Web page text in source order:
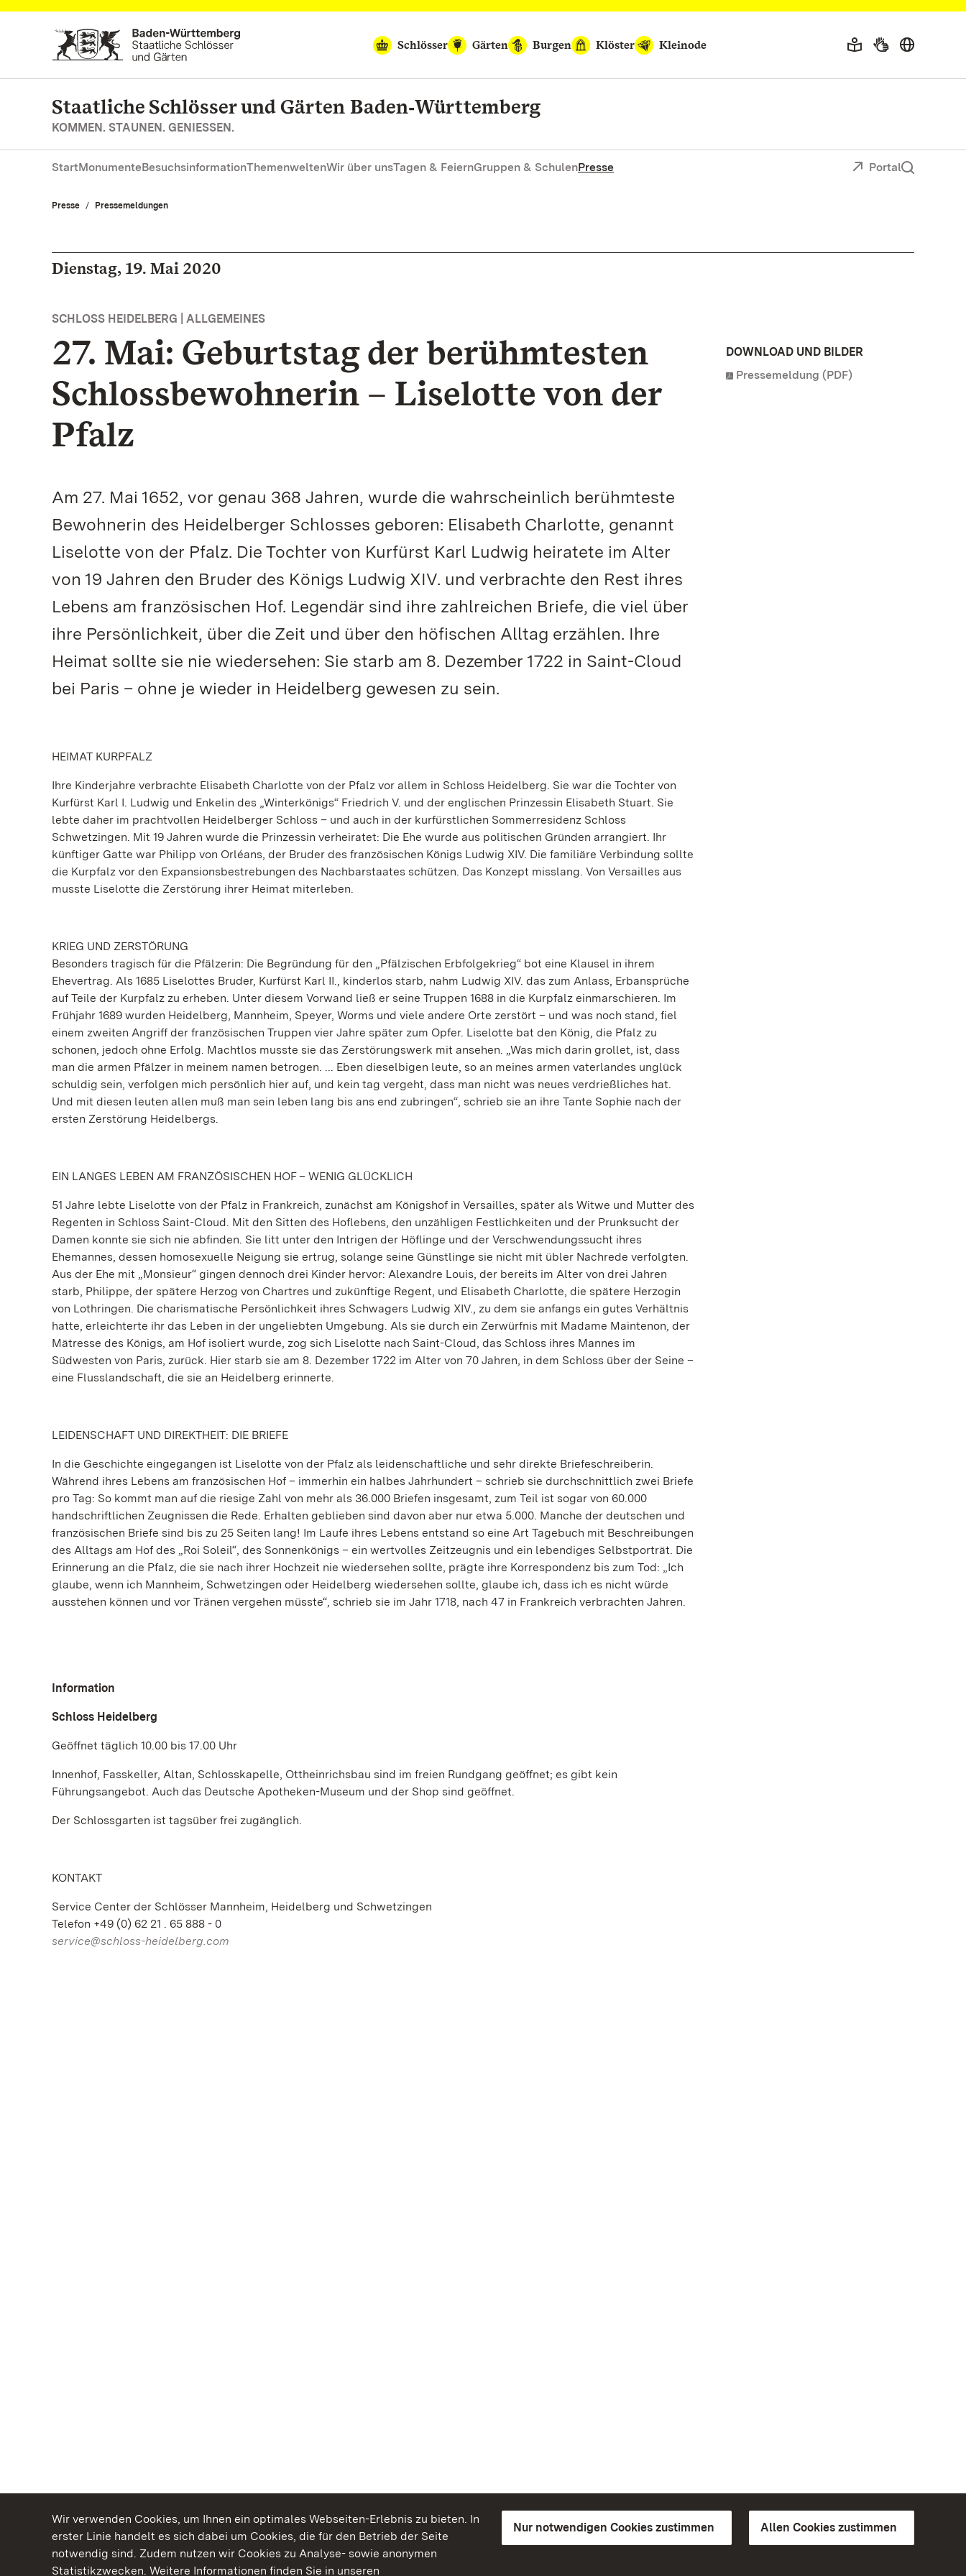
Wir verwenden Cookies, um Ihnen ein optimales Webseiten-Erlebnis zu bieten. In
erster Linie handelt es sich dabei um Cookies, die für den Betrieb der Seite
notwendig sind. Zudem nutzen wir Cookies zu Analyse- sowie anonymen
Statistikzwecken. Weitere Informationen finden Sie in unseren
Nur notwendigen Cookies zustimmen Allen Cookies zustimmen
Zum Hauptinhalt springen
Schlösser
Gärten Burgen Klöster Kleinode
Staatliche Schlösser und Gärten Baden‑Württemberg
KOMMEN. STAUNEN. GENIESSEN.
StartMonumenteBesuchsinformationThemenweltenWir über unsTagen & FeiernGruppen & SchulenPresse Portal
Presse Pressemeldungen
Dienstag, 19. Mai 2020
SCHLOSS HEIDELBERG | ALLGEMEINES
27. Mai: Geburtstag der berühmtesten
Schlossbewohnerin – Liselotte von der
Pfalz
Am 27. Mai 1652, vor genau 368 Jahren, wurde die wahrscheinlich berühmteste
Bewohnerin des Heidelberger Schlosses geboren: Elisabeth Charlotte, genannt
Liselotte von der Pfalz. Die Tochter von Kurfürst Karl Ludwig heiratete im Alter
von 19 Jahren den Bruder des Königs Ludwig XIV. und verbrachte den Rest ihres
Lebens am französischen Hof. Legendär sind ihre zahlreichen Briefe, die viel über
ihre Persönlichkeit, über die Zeit und über den höfischen Alltag erzählen. Ihre
Heimat sollte sie nie wiedersehen: Sie starb am 8. Dezember 1722 in Saint-Cloud
bei Paris – ohne je wieder in Heidelberg gewesen zu sein.
HEIMAT KURPFALZ
Ihre Kinderjahre verbrachte Elisabeth Charlotte von der Pfalz vor allem in Schloss Heidelberg. Sie war die Tochter von
Kurfürst Karl I. Ludwig und Enkelin des „Winterkönigs“ Friedrich V. und der englischen Prinzessin Elisabeth Stuart. Sie
lebte daher im prachtvollen Heidelberger Schloss – und auch in der kurfürstlichen Sommerresidenz Schloss
Schwetzingen. Mit 19 Jahren wurde die Prinzessin verheiratet: Die Ehe wurde aus politischen Gründen arrangiert. Ihr
künftiger Gatte war Philipp von Orléans, der Bruder des französischen Königs Ludwig XIV. Die familiäre Verbindung sollte
die Kurpfalz vor den Expansionsbestrebungen des Nachbarstaates schützen. Das Konzept misslang. Von Versailles aus
musste Liselotte die Zerstörung ihrer Heimat miterleben.
KRIEG UND ZERSTÖRUNG
Besonders tragisch für die Pfälzerin: Die Begründung für den „Pfälzischen Erbfolgekrieg“ bot eine Klausel in ihrem
Ehevertrag. Als 1685 Liselottes Bruder, Kurfürst Karl II., kinderlos starb, nahm Ludwig XIV. das zum Anlass, Erbansprüche
auf Teile der Kurpfalz zu erheben. Unter diesem Vorwand ließ er seine Truppen 1688 in die Kurpfalz einmarschieren. Im
Frühjahr 1689 wurden Heidelberg, Mannheim, Speyer, Worms und viele andere Orte zerstört – und was noch stand, fiel
einem zweiten Angriff der französischen Truppen vier Jahre später zum Opfer. Liselotte bat den König, die Pfalz zu
schonen, jedoch ohne Erfolg. Machtlos musste sie das Zerstörungswerk mit ansehen. „Was mich darin grollet, ist, dass
man die armen Pfälzer in meinem namen betrogen. ... Eben dieselbigen leute, so an meines armen vaterlandes unglück
schuldig sein, verfolgen mich persönlich hier auf, und kein tag vergeht, dass man nicht was neues verdrießliches hat.
Und mit diesen leuten allen muß man sein leben lang bis ans end zubringen“, schrieb sie an ihre Tante Sophie nach der
ersten Zerstörung Heidelbergs.
EIN LANGES LEBEN AM FRANZÖSISCHEN HOF – WENIG GLÜCKLICH
51 Jahre lebte Liselotte von der Pfalz in Frankreich, zunächst am Königshof in Versailles, später als Witwe und Mutter des
Regenten in Schloss Saint-Cloud. Mit den Sitten des Hoflebens, den unzähligen Festlichkeiten und der Prunksucht der
Damen konnte sie sich nie abfinden. Sie litt unter den Intrigen der Höflinge und der Verschwendungssucht ihres
Ehemannes, dessen homosexuelle Neigung sie ertrug, solange seine Günstlinge sie nicht mit übler Nachrede verfolgten.
Aus der Ehe mit „Monsieur“ gingen dennoch drei Kinder hervor: Alexandre Louis, der bereits im Alter von drei Jahren
starb, Philippe, der spätere Herzog von Chartres und zukünftige Regent, und Elisabeth Charlotte, die spätere Herzogin
von Lothringen. Die charismatische Persönlichkeit ihres Schwagers Ludwig XIV., zu dem sie anfangs ein gutes Verhältnis
hatte, erleichterte ihr das Leben in der ungeliebten Umgebung. Als sie durch ein Zerwürfnis mit Madame Maintenon, der
Mätresse des Königs, am Hof isoliert wurde, zog sich Liselotte nach Saint-Cloud, das Schloss ihres Mannes im
Südwesten von Paris, zurück. Hier starb sie am 8. Dezember 1722 im Alter von 70 Jahren, in dem Schloss über der Seine –
eine Flusslandschaft, die sie an Heidelberg erinnerte.
LEIDENSCHAFT UND DIREKTHEIT: DIE BRIEFE
In die Geschichte eingegangen ist Liselotte von der Pfalz als leidenschaftliche und sehr direkte Briefeschreiberin.
Während ihres Lebens am französischen Hof – immerhin ein halbes Jahrhundert – schrieb sie durchschnittlich zwei Briefe
pro Tag: So kommt man auf die riesige Zahl von mehr als 36.000 Briefen insgesamt, zum Teil ist sogar von 60.000
handschriftlichen Zeugnissen die Rede. Erhalten geblieben sind davon aber nur etwa 5.000. Manche der deutschen und
französischen Briefe sind bis zu 25 Seiten lang! Im Laufe ihres Lebens entstand so eine Art Tagebuch mit Beschreibungen
des Alltags am Hof des „Roi Soleil“, des Sonnenkönigs – ein wertvolles Zeitzeugnis und ein lebendiges Selbstporträt. Die
Erinnerung an die Pfalz, die sie nach ihrer Hochzeit nie wiedersehen sollte, prägte ihre Korrespondenz bis zum Tod: „Ich
glaube, wenn ich Mannheim, Schwetzingen oder Heidelberg wiedersehen sollte, glaube ich, dass ich es nicht würde
ausstehen können und vor Tränen vergehen müsste“, schrieb sie im Jahr 1718, nach 47 in Frankreich verbrachten Jahren.
Information
Schloss Heidelberg
Geöffnet täglich 10.00 bis 17.00 Uhr
Innenhof, Fasskeller, Altan, Schlosskapelle, Ottheinrichsbau sind im freien Rundgang geöffnet; es gibt kein
Führungsangebot. Auch das Deutsche Apotheken-Museum und der Shop sind geöffnet.
Der Schlossgarten ist tagsüber frei zugänglich.
KONTAKT
Service Center der Schlösser Mannheim, Heidelberg und Schwetzingen
Telefon +49 (0) 62 21 . 65 888 - 0
service@schloss-heidelberg.com
DOWNLOAD UND BILDER
Pressemeldung (PDF)